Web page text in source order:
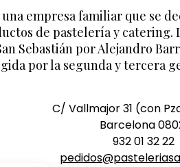
una empresa familiar que se
de pastelería y catering.
Sebastián por Alejandro
por la segunda y tercera
C/ Vallmajor 31 (con
Barcelona
932 01 32 22